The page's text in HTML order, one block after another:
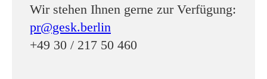
Wir stehen Ihnen gerne zur Verfügung:
pr@gesk.berlin
+49 30 / 217 50 460